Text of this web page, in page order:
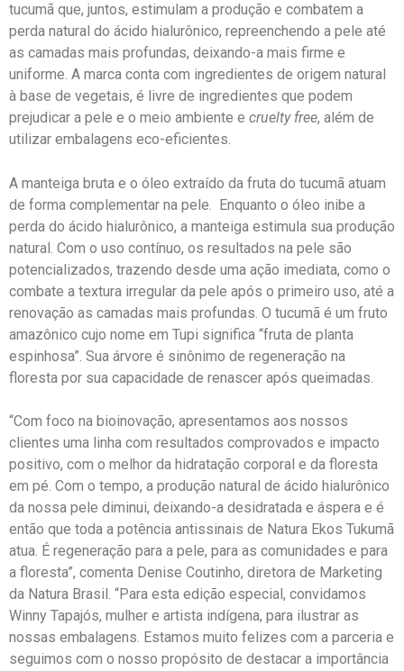
tucumã que, juntos, estimulam a produção e combatem a
perda natural do ácido hialurônico, repreenchendo a pele até
as camadas mais profundas, deixando-a mais firme e
uniforme. A marca conta com ingredientes de origem natural
à base de vegetais, é livre de ingredientes que podem
prejudicar a pele e o meio ambiente e cruelty free, além de
utilizar embalagens eco-eficientes.
A manteiga bruta e o óleo extraído da fruta do tucumã atuam
de forma complementar na pele. Enquanto o óleo inibe a
perda do ácido hialurônico, a manteiga estimula sua produção
natural. Com o uso contínuo, os resultados na pele são
potencializados, trazendo desde uma ação imediata, como o
combate a textura irregular da pele após o primeiro uso, até a
renovação as camadas mais profundas. O tucumã é um fruto
amazônico cujo nome em Tupi significa “fruta de planta
espinhosa”. Sua árvore é sinônimo de regeneração na
floresta por sua capacidade de renascer após queimadas.
“Com foco na bioinovação, apresentamos aos nossos
clientes uma linha com resultados comprovados e impacto
positivo, com o melhor da hidratação corporal e da floresta
em pé. Com o tempo, a produção natural de ácido hialurônico
da nossa pele diminui, deixando-a desidratada e áspera e é
então que toda a potência antissinais de Natura Ekos Tukumã
atua. É regeneração para a pele, para as comunidades e para
a floresta”, comenta Denise Coutinho, diretora de Marketing
da Natura Brasil. “Para esta edição especial, convidamos
Winny Tapajós, mulher e artista indígena, para ilustrar as
nossas embalagens. Estamos muito felizes com a parceria e
seguimos com o nosso propósito de destacar a importância